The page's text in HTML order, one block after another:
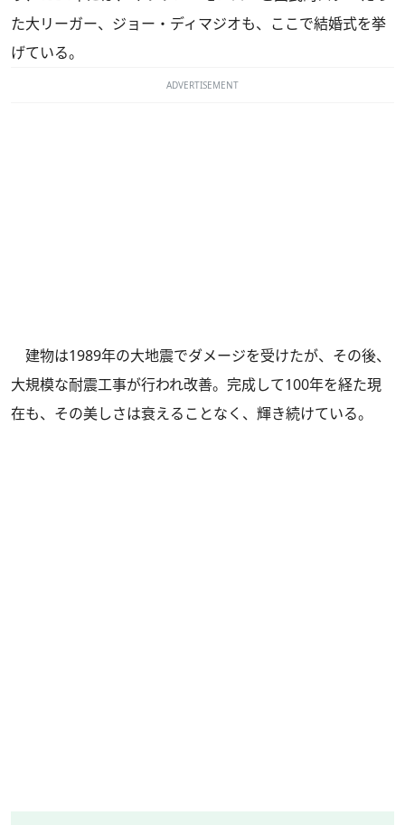
た大リーガー、ジョー・ディマジオも、ここで結婚式を挙
げている。
ADVERTISEMENT
建物は1989年の大地震でダメージを受けたが、その後、
大規模な耐震工事が行われ改善。完成して100年を経た現
在も、その美しさは衰えることなく、輝き続けている。